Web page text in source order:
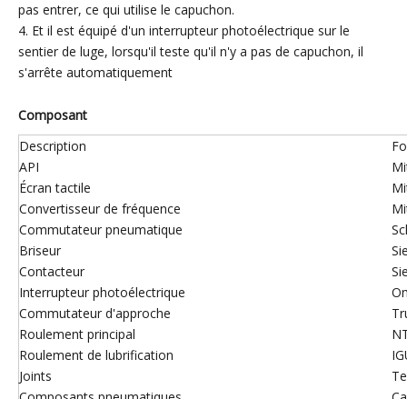
pas entrer, ce qui utilise le capuchon.
4. Et il est équipé d'un interrupteur photoélectrique sur le
sentier de luge, lorsqu'il teste qu'il n'y a pas de capuchon, il
s'arrête automatiquement
Composant
Description
API
Écran tactile
Convertisseur de fréquence
Commutateur pneumatique
Briseur
Contacteur
Interrupteur photoélectrique
Commutateur d'approche
Roulement principal
Roulement de lubrification
Joints